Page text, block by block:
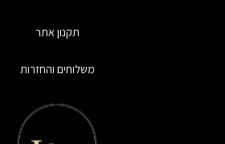
תקנון אתר
משלוחים והחזרות